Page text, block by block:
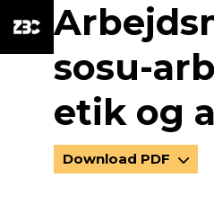
sosu-
etik og
Download PDF